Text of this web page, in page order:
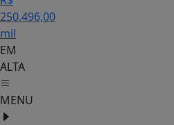
250.496,00
mil
EM
ALTA
MENU